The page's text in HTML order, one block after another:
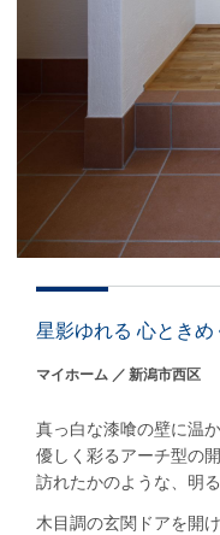
星影ゆれる 心ときめ
マイホーム 新潟市西区
真っ白な漆喰の壁に温
優しく彩るアーチ型の
訪れたかのような、明
木目調の玄関ドアを開